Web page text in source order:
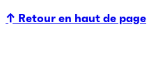
↑ Retour en haut de page